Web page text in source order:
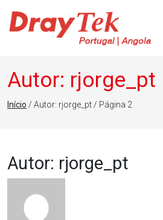
Navegação principal
Autor: rjorge_pt
Início / Autor: rjorge_pt / Página 2
Autor: rjorge_pt